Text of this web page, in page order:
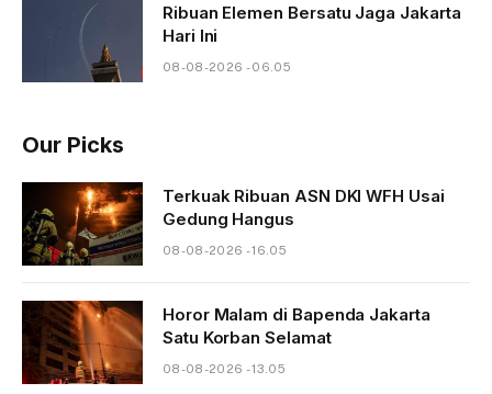
Ribuan Elemen Bersatu Jaga Jakarta
Hari Ini
08-08-2026 - 06.05
Our Picks
Terkuak Ribuan ASN DKI WFH Usai
Gedung Hangus
08-08-2026 - 16.05
Horor Malam di Bapenda Jakarta
Satu Korban Selamat
08-08-2026 - 13.05